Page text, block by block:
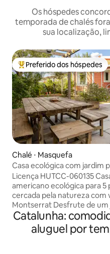
Os hóspedes
temporada de chalés
sua localização,
Entre os melhores
Preferido dos hóspedes
Chalé ⋅ Masquefa
Casa ecológica com jardim
para Montserrat
Licença HUTCC-060135 Casa de estilo
americano ecológica para 5
cercada pela natureza com
Montserrat Desfrute de um jardim
privado com um trampolim
churrasqueira de pérgula e
perfeito para relaxar ou
Catalunha:
aluguel por